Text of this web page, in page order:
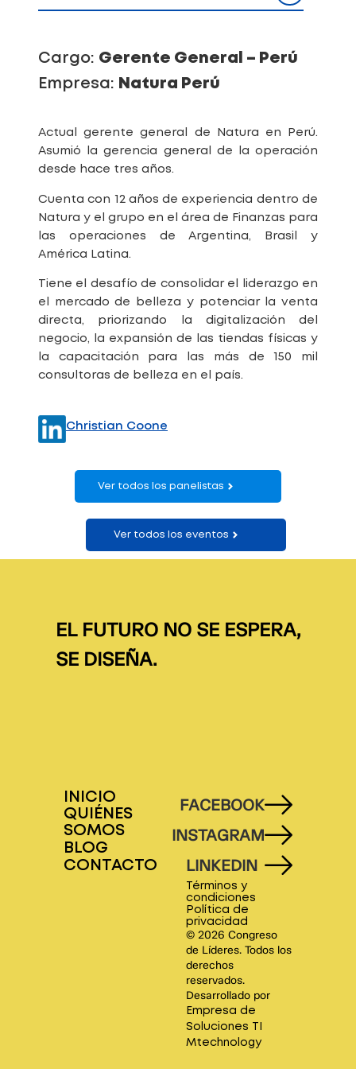
Cargo: Gerente General – Perú
Empresa: Natura Perú
Actual gerente general de Natura en Perú.
Asumió la gerencia general de la operación
desde hace tres años.
Cuenta con 12 años de experiencia dentro de
Natura y el grupo en el área de Finanzas para
las operaciones de Argentina, Brasil y
América Latina.
Tiene el desafío de consolidar el liderazgo en
el mercado de belleza y potenciar la venta
directa, priorizando la digitalización del
negocio, la expansión de las tiendas físicas y
la capacitación para las más de 150 mil
consultoras de belleza en el país.
Christian Coone
Ver todos los panelistas
Ver todos los eventos
EL FUTURO NO SE ESPERA,
SE DISEÑA.
INICIO
QUIÉNES
SOMOS
BLOG
CONTACTO
FACEBOOK
INSTAGRAM
LINKEDIN
Términos y
condiciones
Política de
privacidad
© 2026 Congreso
de Líderes. Todos los
derechos
reservados.
Desarrollado por
Empresa de
Soluciones TI
Mtechnology